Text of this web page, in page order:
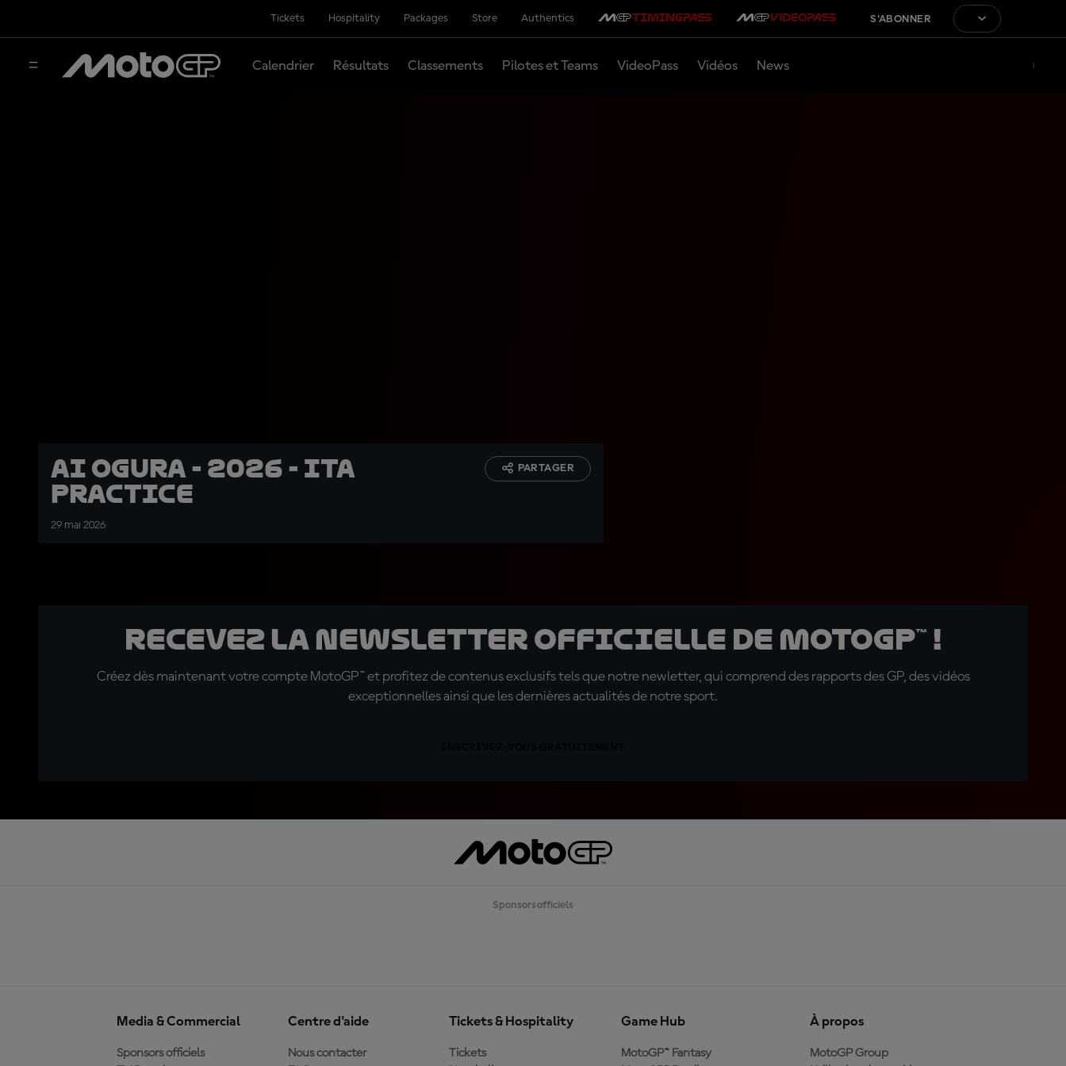
Tickets Hospitality Packages Store Authentics S'ABONNER
Calendrier Résultats Classements Pilotes et Teams VideoPass Vidéos News
Ai Ogura - 2026 - ITA
Practice
29 mai 2026
PARTAGER
Recevez la Newsletter officielle de MotoGP™ !
Créez dès maintenant votre compte MotoGP™ et profitez de contenus exclusifs tels que notre newletter, qui comprend des rapports des GP, des vidéos
exceptionnelles ainsi que les dernières actualités de notre sport.
Sponsors officiels
Media & Commercial
Sponsors officiels
Centre d'aide
Nous contacter
Tickets & Hospitality
Tickets
Game Hub
MotoGP™ Fantasy
À propos
MotoGP Group